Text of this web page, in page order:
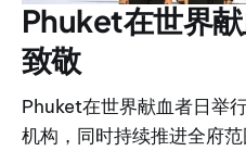
Phuket在世界
致敬
Phuket在世界献血者日举
机构，同时持续推进全府